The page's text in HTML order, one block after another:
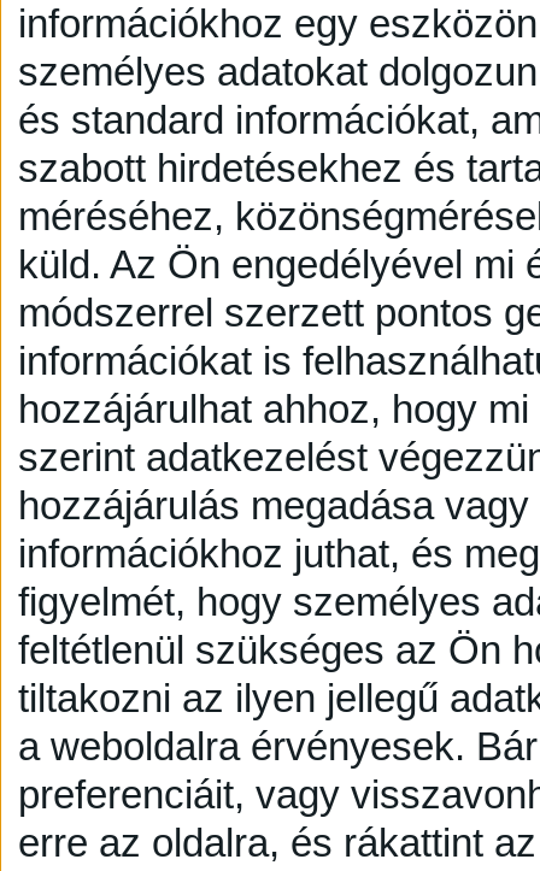
információkhoz egy
személyes adatokat
és standard információkat,
szabott hirdetésekhez és
méréséhez,
küld. Az Ön engedélyével mi
módszerrel szerzett pontos
információkat is
hozzájárulhat ahhoz, hogy
szerint adatkezelést
hozzájárulás megadása
információkhoz juthat, és
figyelmét, hogy személyes
feltétlenül szükséges az Ön
tiltakozni az ilyen jellegű
a weboldalra érvényesek.
preferenciáit, vagy
erre az oldalra, és rákattint